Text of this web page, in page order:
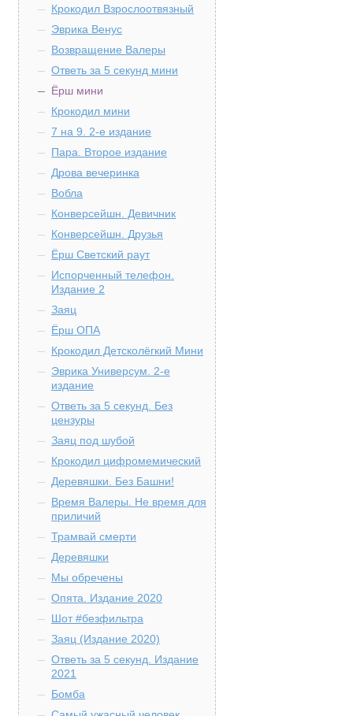
Крокодил Взрослоотвязный
Эврика Венус
Возвращение Валеры
Ответь за 5 секунд мини
Ёрш мини
Крокодил мини
7 на 9. 2-е издание
Пара. Второе издание
Дрова вечеринка
Вобла
Конверсейшн. Девичник
Конверсейшн. Друзья
Ёрш Светский раут
Испорченный телефон.
Издание 2
Заяц
Ёрш ОПА
Крокодил Детсколёгкий Мини
Эврика Универсум. 2-е
издание
Ответь за 5 секунд. Без
цензуры
Заяц под шубой
Крокодил цифромемический
Деревяшки. Без Башни!
Время Валеры. Не время для
приличий
Трамвай смерти
Деревяшки
Мы обречены
Опята. Издание 2020
Шот #безфильтра
Заяц (Издание 2020)
Ответь за 5 секунд. Издание
2021
Бомба